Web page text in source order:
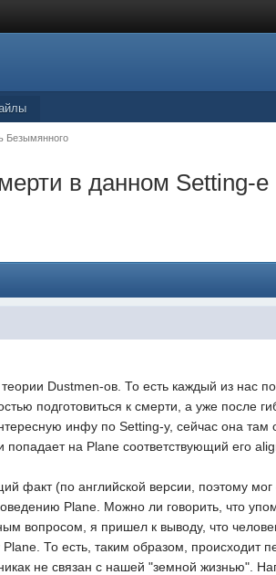
Безымянного
в данном Setting-е
Dustmen-ов. То есть каждый из нас
подготовиться к смерти, а уже после
инфу по Setting-у, сейчас она там
на Plane соответствующий его
факт (по английской версии, поэтому
Plane. Можно ли говорить, что
вопросом, я пришел к выводу, что
То есть, таким образом, происходит
не связан с нашей "земной жизнью".